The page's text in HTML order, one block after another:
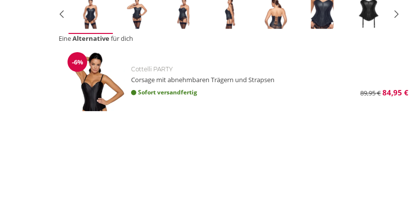
EineAlternative für dich
Reduzierung
-6%
Cottelli PARTY
Corsage mit abnehmbaren Trägern und Strapsen
Sofort versandfertig 89,95 €84,95 €